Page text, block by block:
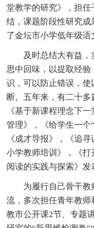
堂教学的研究》，担
结，课题阶段性研究
了金坛市小学低年级语
及时总结大有益，
思中回味，以提取经
识，可以防止错误，
断。五年来，有二十
《基于新课程理念下
管理》，《给学生一个
《成才导报》，《追
小学教师培训》，《
阅读的实践与探索》发
为履行自己骨干教
流，多次担任青年教
教市公开课2节、专题